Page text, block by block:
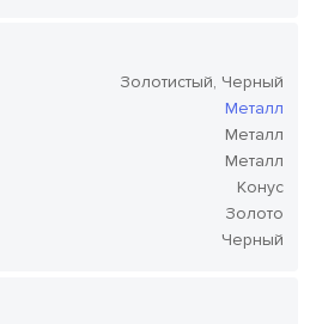
Золотистый, Черный
Металл
Металл
Металл
Конус
Золото
Черный